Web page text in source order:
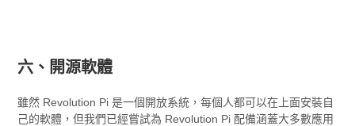
六、開源軟體
雖然 Revolution Pi 是一個開放系統，每個人都可以在上面安裝自
己的軟體，但我們已經嘗試為 Revolution Pi 配備涵蓋大多數應用